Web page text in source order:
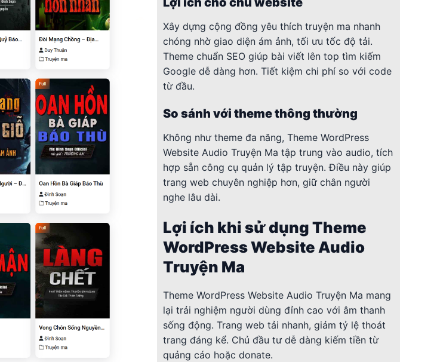
Xây dựng cộng đồng yêu thích truyện ma nhanh
chóng nhờ giao diện ám ảnh, tối ưu tốc độ tải.
Theme chuẩn SEO giúp bài viết lên top tìm kiếm
Google dễ dàng hơn. Tiết kiệm chi phí so với code
từ đầu.
So sánh với theme thông thường
Không như theme đa năng, Theme WordPress
Website Audio Truyện Ma tập trung vào audio, tích
hợp sẵn công cụ quản lý tập truyện. Điều này giúp
trang web chuyên nghiệp hơn, giữ chân người
nghe lâu dài.
Lợi ích khi sử dụng Theme
WordPress Website Audio
Truyện Ma
Theme WordPress Website Audio Truyện Ma mang
lại trải nghiệm người dùng đỉnh cao với âm thanh
sống động. Trang web tải nhanh, giảm tỷ lệ thoát
trang đáng kể. Chủ đầu tư dễ dàng kiếm tiền từ
quảng cáo hoặc donate.